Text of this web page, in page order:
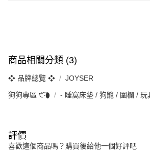
商品相關分類 (3)
❖ 品牌總覽 ❖ JOYSER
狗狗專區 ੯‧̀͡⬮ ‐ 睡窩床墊 / 狗籠 / 圍欄 / 玩
評價
喜歡這個商品嗎？購買後給他一個好評吧